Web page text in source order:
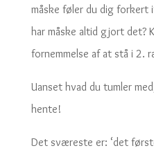
måske føler du dig forkert
har måske altid gjort det?
fornemmelse af at stå i 2.
Uanset hvad du tumler
hente!
Det sværeste er: ‘det